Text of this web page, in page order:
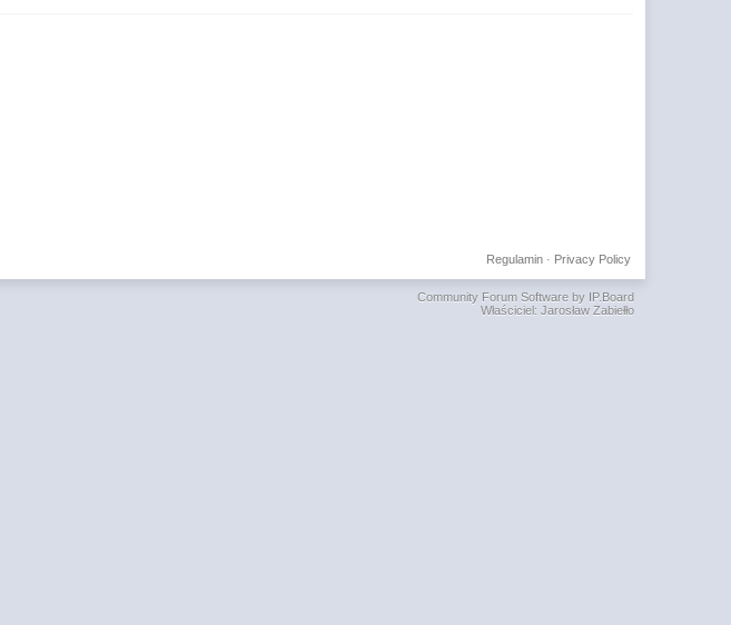
Privacy Policy
Regulamin·
Community Forum Software by IP.Board
Właściciel: Jarosław Zabiełło